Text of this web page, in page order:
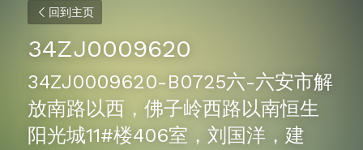
回到主页
34ZJ0009620
34ZJ0009620-B0725六-六安市解
放南路以西，佛子岭西路以南恒生
阳光城11#楼406室，刘国洋，建